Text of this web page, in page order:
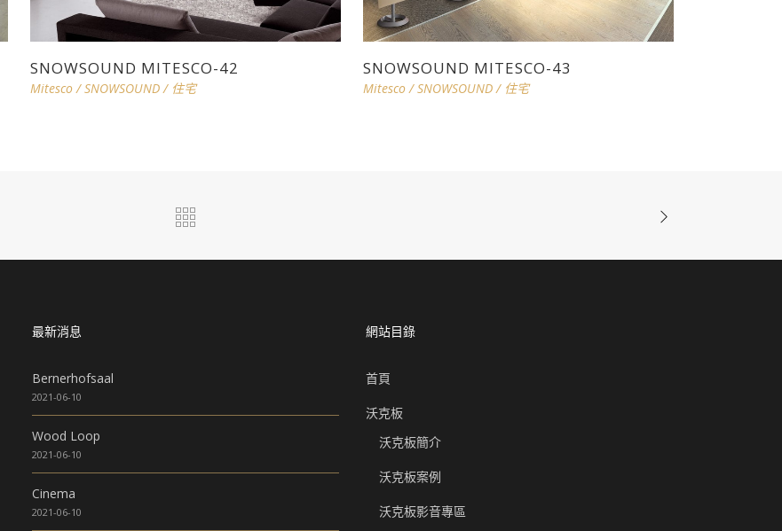
SNOWSOUND MITESCO-42
Mitesco/SNOWSOUND/ 住宅
SNOWSOUND MITESCO-43
Mitesco/SNOWSOUND/ 住宅
最新消息
Bernerhofsaal
2021-06-10
Wood Loop
2021-06-10
Cinema
2021-06-10
網站目錄
首頁
沃克板
沃克板簡介
沃克板案例
沃克板影音專區